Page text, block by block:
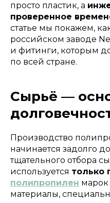
просто пластик, а
проверенное
статье мы покажем,
российском заводе
и фитинги, которым
по всей стране.
Сырьё —
Производство
начинается задолго
тщательного отбора
используется только
полипропилен марок
материалы,